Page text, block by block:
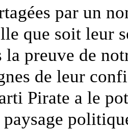
par un
que soit leur
la preuve de
de leur
Pirate a le